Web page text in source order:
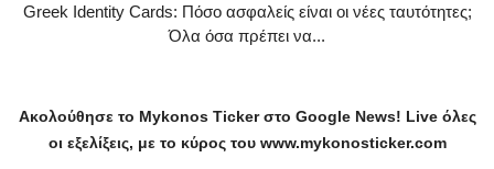
Greek Identity Cards: Πόσο ασφαλείς είναι οι νέες ταυτότητες;
Όλα όσα πρέπει να...
Ακολούθησε το Mykonos Tickerστο Google News! Liveόλες
οι εξελίξεις, με το κύρος του www.mykonosticker.com